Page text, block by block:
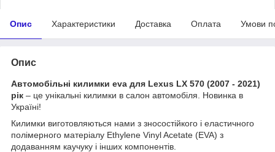
Опис Характеристики Доставка Оплата Умови
Опис
Автомобільні килимки eva для Lexus LX 570 (2007 - 2021)
рік – це унікальні килимки в салон автомобіля. Новинка в
Україні!
Килимки виготовляються нами з зносостійкого і еластичного
полімерного матеріалу Ethylene Vinyl Acetate (EVA) з
додаванням каучуку і інших компонентів.